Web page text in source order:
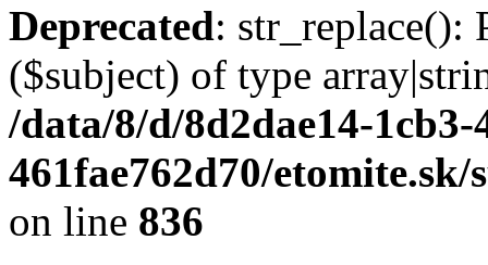
Deprecated: str_replace():
($subject) of type
/data/8/d/8d2dae14-1cb3-
461fae762d70/
on line 836